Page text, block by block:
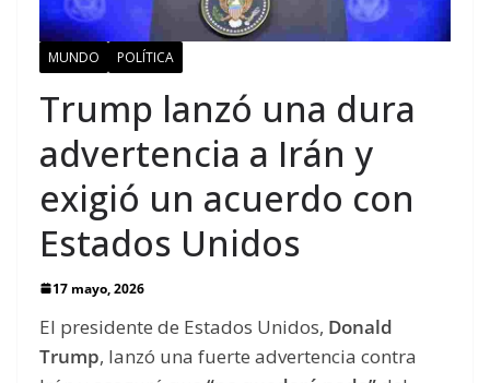
MUNDO POLÍTICA
Trump lanzó una dura
advertencia a Irán y
exigió un acuerdo con
Estados Unidos
17 mayo, 2026
El presidente de Estados Unidos, Donald
Trump, lanzó una fuerte advertencia contra